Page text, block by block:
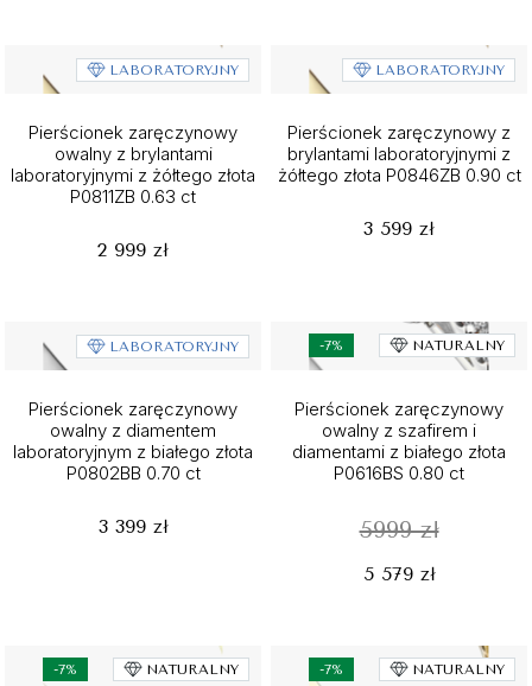
LABORATORYJNY
Pierścionek zaręczynowy
owalny z brylantami
laboratoryjnymi z żółtego złota
P0811ZB 0.63 ct
2 999 zł
LABORATORYJNY
Pierścionek zaręczynowy z
brylantami laboratoryjnymi z
żółtego złota P0846ZB 0.90 ct
3 599 zł
LABORATORYJNY
Pierścionek zaręczynowy
owalny z diamentem
laboratoryjnym z białego złota
P0802BB 0.70 ct
3 399 zł
-7% NATURALNY
Pierścionek zaręczynowy
owalny z szafirem i
diamentami z białego złota
P0616BS 0.80 ct
5999 zł
5 579 zł
-7% NATURALNY -7% NATURALNY